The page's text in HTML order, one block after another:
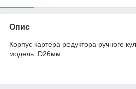
Опис
Корпус картера редуктора ручного
модель. D26мм